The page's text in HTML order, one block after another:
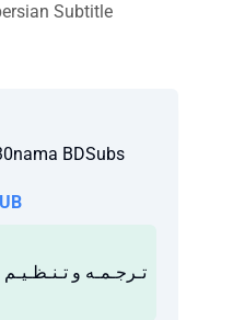
Subtitle
BDSubs
‫تـرجـمـه و